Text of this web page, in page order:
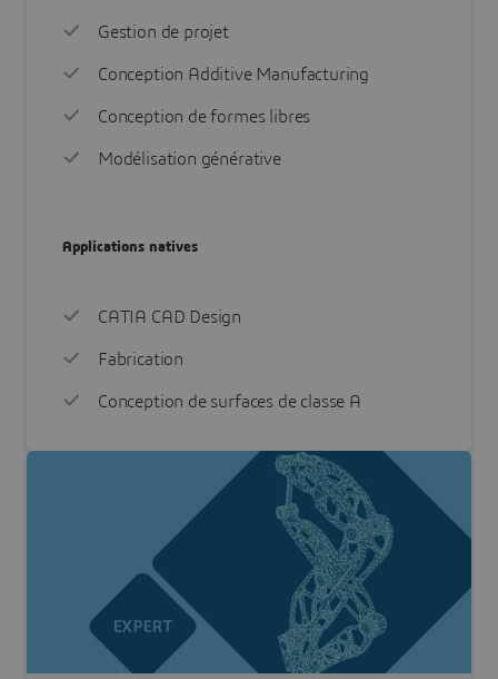
Gestion de projet
Conception Additive Manufacturing
Conception de formes libres
Modélisation générative
Applications natives
CATIA CAD Design
Fabrication
Conception de surfaces de classe A